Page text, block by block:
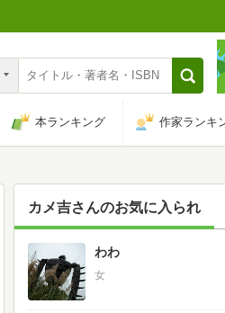
本ランキング 作家ランキ
カメ吉さんのお気に入られ
わわ
女